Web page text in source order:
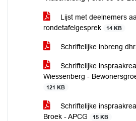
Lijst met deelnemers
rondetafelgesprek
14 KB
Schriftelijke inbreng
Schriftelijke
Wiessenberg -
121 KB
Schriftelijke
Broek - APCG
15 KB